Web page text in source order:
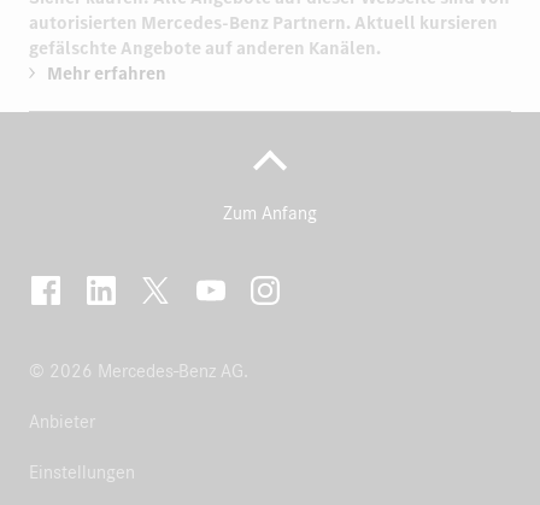
autorisierten Mercedes-Benz Partnern. Aktuell kursieren
gefälschte Angebote auf anderen Kanälen.
Mehr erfahren
Zum Anfang
© 2026 Mercedes-Benz AG.
Anbieter
Einstellungen